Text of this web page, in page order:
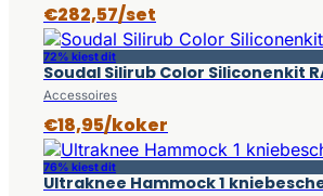
€282,57/set
72% kiest dit
Soudal Silirub Color Siliconenkit
Accessoires
€18,95/koker
76% kiest dit
Ultraknee Hammock 1